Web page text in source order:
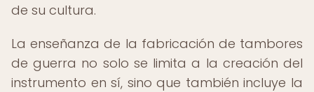
de su cultura.
La enseñanza de la fabricación de tambores
de guerra no solo se limita a la creación del
instrumento en sí, sino que también incluye la